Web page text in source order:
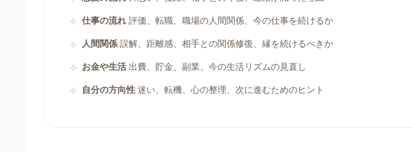
仕事の流れ 評価、転職、職場の人間関係、今の仕事を続けるか
人間関係 誤解、距離感、相手との関係修復、縁を続けるべきか
お金や生活出費、貯金、副業、今の生活リズムの見直し
自分の方向性 迷い、転機、心の整理、次に進むためのヒント